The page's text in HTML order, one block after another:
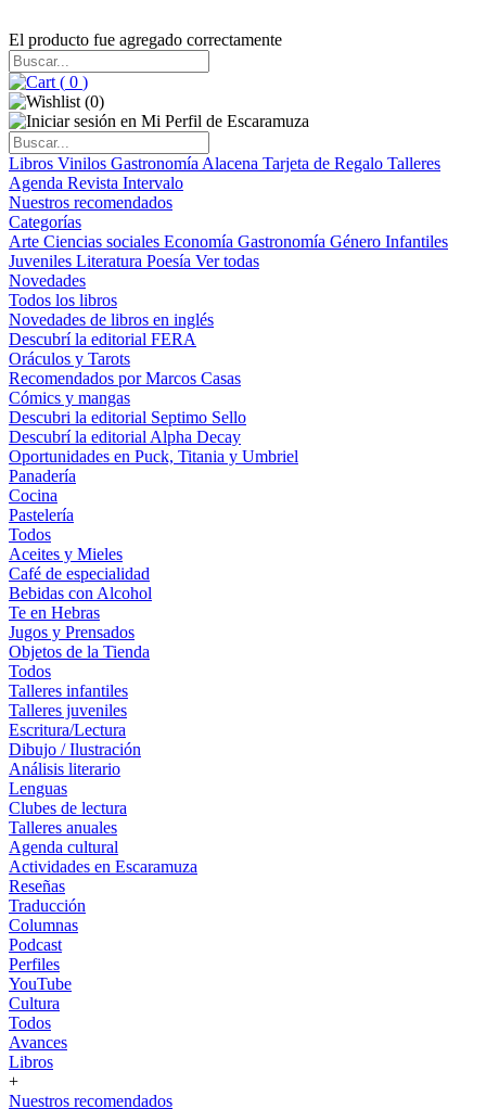
El producto fue agregado correctamente
( 0 )
(0)
Libros Vinilos Gastronomía Alacena Tarjeta de Regalo Talleres
Agenda Revista Intervalo
Nuestros recomendados
Categorías
Arte Ciencias sociales Economía Gastronomía Género Infantiles
Juveniles Literatura Poesía Ver todas
Novedades
Todos los libros
Novedades de libros en inglés
Descubrí la editorial FERA
Oráculos y Tarots
Recomendados por Marcos Casas
Cómics y mangas
Descubri la editorial Septimo Sello
Descubrí la editorial Alpha Decay
Oportunidades en Puck, Titania y Umbriel
Panadería
Cocina
Pastelería
Todos
Aceites y Mieles
Café de especialidad
Bebidas con Alcohol
Te en Hebras
Jugos y Prensados
Objetos de la Tienda
Todos
Talleres infantiles
Talleres juveniles
Escritura/Lectura
Dibujo / Ilustración
Análisis literario
Lenguas
Clubes de lectura
Talleres anuales
Agenda cultural
Actividades en Escaramuza
Reseñas
Traducción
Columnas
Podcast
Perfiles
YouTube
Cultura
Todos
Avances
Libros
+
Nuestros recomendados